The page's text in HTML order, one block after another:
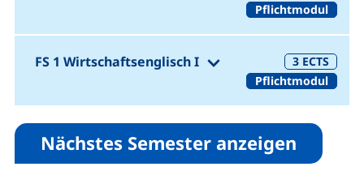
Pflichtmodul
FS 1 Wirtschaftsenglisch I (1. Semester 21
3 ECTS
Pflichtmodul
Nächstes Semester anzeigen